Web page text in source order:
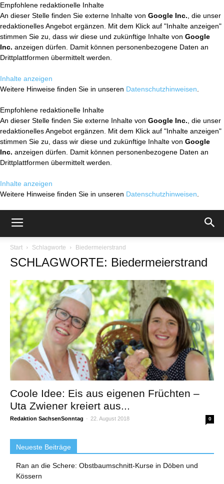
Empfohlene redaktionelle Inhalte
An dieser Stelle finden Sie externe Inhalte von Google Inc. , die unser
redaktionelles Angebot ergänzen. Mit dem Klick auf "Inhalte anzeigen"
stimmen Sie zu, dass wir diese und zukünftige Inhalte von Google
Inc. anzeigen dürfen. Damit können personenbezogene Daten an
Drittplattformen übermittelt werden.
Inhalte anzeigen
Weitere Hinweise finden Sie in unseren Datenschutzhinweisen
Empfohlene redaktionelle Inhalte
An dieser Stelle finden Sie externe Inhalte von Google Inc. , die unser
redaktionelles Angebot ergänzen. Mit dem Klick auf "Inhalte anzeigen"
stimmen Sie zu, dass wir diese und zukünftige Inhalte von Google
Inc. anzeigen dürfen. Damit können personenbezogene Daten an
Drittplattformen übermittelt werden.
Inhalte anzeigen
Weitere Hinweise finden Sie in unseren Datenschutzhinweisen
Start Schlagworte Biedermeierstrand
SCHLAGWORTE: Biedermeierstrand
Coole Idee: Eis aus eigenen Früchten –
Uta Zwiener kreiert aus...
Redaktion SachsenSonntag - 22. August 2018 0
Neueste Beiträge
Ran an die Schere: Obstbaumschnitt-Kurse in Döben und
Kössern